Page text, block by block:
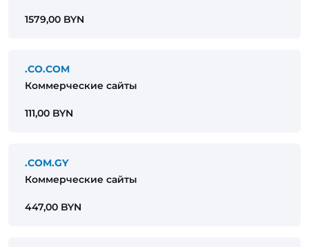
1579,00 BYN
.CO.COM
Коммерческие сайты
111,00 BYN
.COM.GY
Коммерческие сайты
447,00 BYN